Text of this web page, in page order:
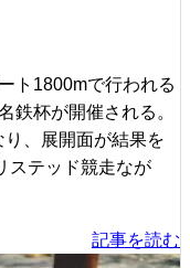
ト1800mで行われる
鉄杯が開催される。
、展開面が結果を
ステッド競走なが
記事を読む